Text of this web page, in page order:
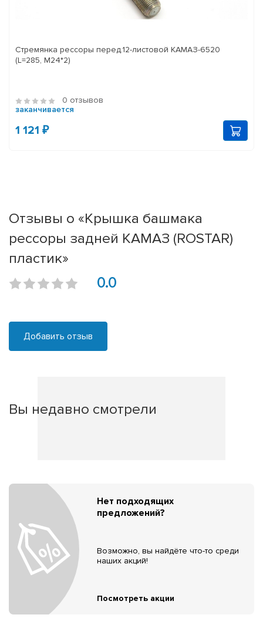
Стремянка рессоры перед.12-листовой КАМАЗ-6520
(L=285, М24*2)
0 отзывов
заканчивается
1 121 ₽
Отзывы о «Крышка башмака
рессоры задней КАМАЗ (ROSTAR)
пластик»
0.0
Добавить отзыв
Вы недавно смотрели
Нет подходящих
предложений?
Возможно, вы найдёте что-то среди
наших акций!
Посмотреть акции